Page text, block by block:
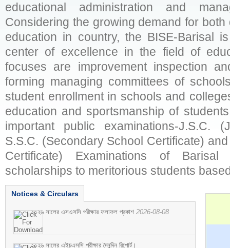
educational administration and
Considering the growing demand for
education in country, the BISE-Barisal
center of excellence in the field of
focuses are improvement inspection
forming managing committees of
student enrollment in schools and
education and sportsmanship of
important public examinations-J.S.C.
S.S.C. (Secondary School Certificate)
Certificate) Examinations of
scholarships to meritorious students
Notices & Circulars
২০২৬ সালের এসএসসি পরীক্ষার ফলাফল প্রকাশ 2026-08-08
২০২৬ সালের এইচএসসি পরীক্ষার দৈনন্দিন রিপোর্ট।